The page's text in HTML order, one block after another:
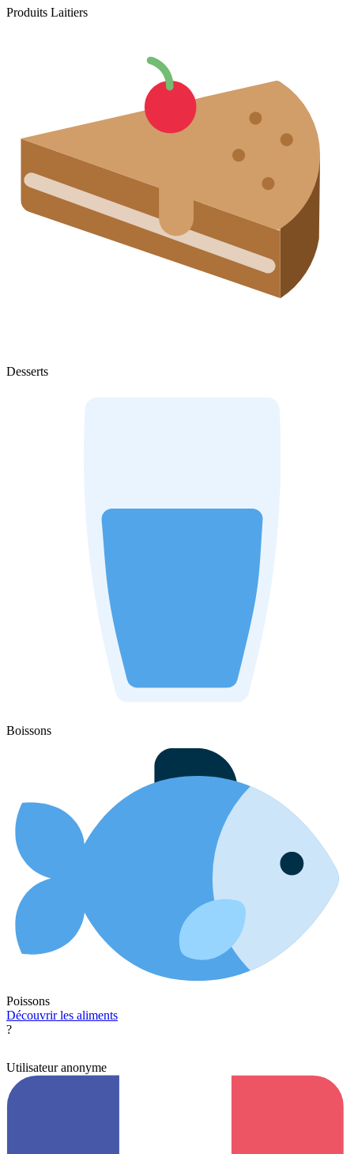
Produits Laitiers
Desserts
Boissons
Poissons
Découvrir les aliments
?
Utilisateur anonyme